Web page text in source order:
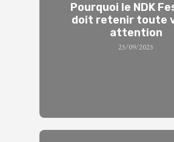
Pourquoi le NDK
doit retenir toute
attention
25/09/2025